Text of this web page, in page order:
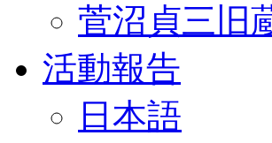
菅沼貞三旧
活動報告
日本語